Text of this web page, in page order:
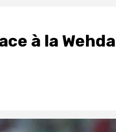
à la Wehda